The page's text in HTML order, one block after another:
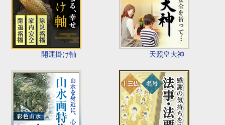
開運掛け軸 天照皇大神